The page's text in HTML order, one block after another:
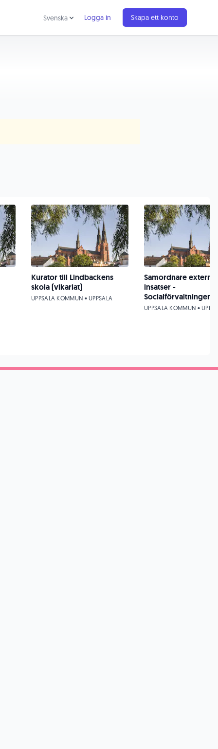
Svenska Logga in Skapa ett konto
Kurator till Lindbackens
skola (vikariat)
UPPSALA KOMMUN • UPPSALA
Samordnare externa
insatser -
Socialförvaltningen
UPPSALA KOMMUN •